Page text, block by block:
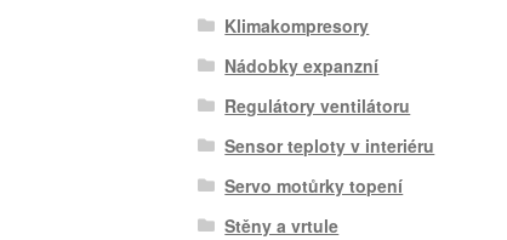
Klimakompresory
Nádobky expanzní
Regulátory ventilátoru
Sensor teploty v interiéru
Servo motůrky topení
Stěny a vrtule